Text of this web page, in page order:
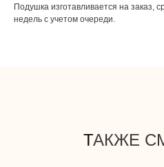
Подушка изготавливается на заказ,
недель с учетом очереди.
ТАКЖЕ